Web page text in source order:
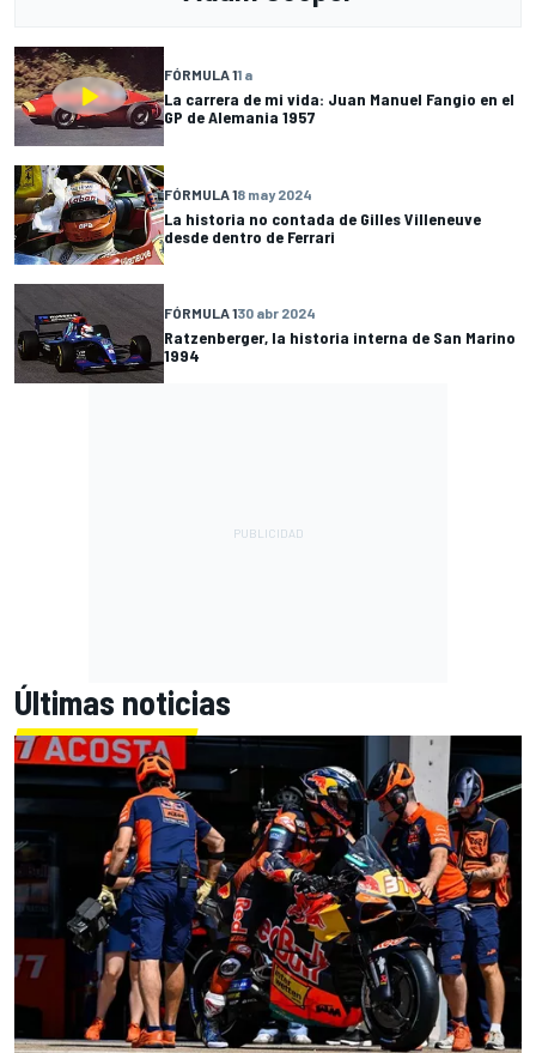
FÓRMULA 11 a
La carrera de mi vida: Juan Manuel Fangio en el
GP de Alemania 1957
FÓRMULA 18 may 2024
La historia no contada de Gilles Villeneuve
desde dentro de Ferrari
FÓRMULA 130 abr 2024
Ratzenberger, la historia interna de San Marino
1994
Últimas noticias